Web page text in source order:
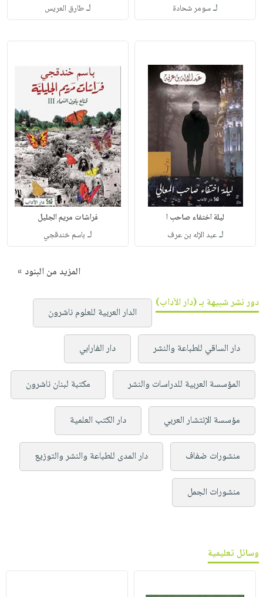
لـسومر شحادة لـطارق العريس
ليلة اختفاء صاحب ا
لـعبد الإله بن عرف
فراشات مريم الجليل
لـ باسم خندقجي
المزيد من البنود »
دور نشر شبيهة بـ (دار الآداب)
الدار العربية للعلوم ناشرون
دار الساقي للطباعة والنشر دار الفارابي
المؤسسة العربية للدراسات والنشر مكتبة لبنان ناشرون
مؤسسة الإنتشار العربي دار الكتب العلمية
منشورات ضفاف دار المدى للطباعة والنشر والتوزيع
منشورات الجمل
وسائل تعليمية